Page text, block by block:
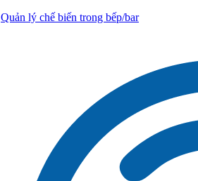
Quản lý chế biến trong bếp/bar